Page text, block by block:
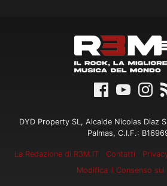
DYD Property SL, Alcalde Nicolas Diaz
Palmas, C.I.F.:
La Redazione di R3M.IT Contatti
Modifica il Consenso sui